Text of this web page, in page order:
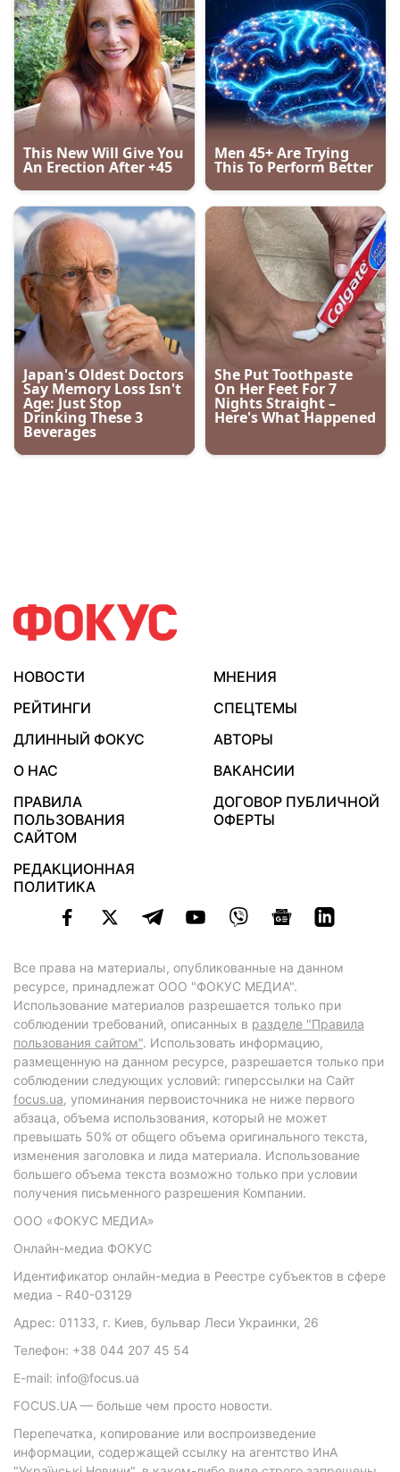
НОВОСТИ
МНЕНИЯ
РЕЙТИНГИ
СПЕЦТЕМЫ
ДЛИННЫЙ ФОКУС
АВТОРЫ
О НАС
ВАКАНСИИ
ПРАВИЛА
ПОЛЬЗОВАНИЯ
САЙТОМ
ДОГОВОР ПУБЛИЧНОЙ
ОФЕРТЫ
РЕДАКЦИОННАЯ
ПОЛИТИКА
Все права на материалы, опубликованные на данном
ресурсе, принадлежат ООО "ФОКУС МЕДИА".
Использование материалов разрешается только при
соблюдении требований, описанных в разделе "Правила
пользования сайтом". Использовать информацию,
размещенную на данном ресурсе, разрешается только при
соблюдении следующих условий: гиперссылки на Сайт
focus.ua, упоминания первоисточника не ниже первого
абзаца, объема использования, который не может
превышать 50% от общего объема оригинального текста,
изменения заголовка и лида материала. Использование
большего объема текста возможно только при условии
получения письменного разрешения Компании.
ООО «ФОКУС МЕДИА»
Онлайн-медиа ФОКУС
Идентификатор онлайн-медиа в Реестре субъектов в сфере
медиа - R40-03129
Адрес: 01133, г. Киев, бульвар Леси Украинки, 26
Телефон: +38 044 207 45 54
E-mail: info@focus.ua
FOCUS.UA — больше чем просто новости.
Перепечатка, копирование или воспроизведение
информации, содержащей ссылку на агентство ИнА